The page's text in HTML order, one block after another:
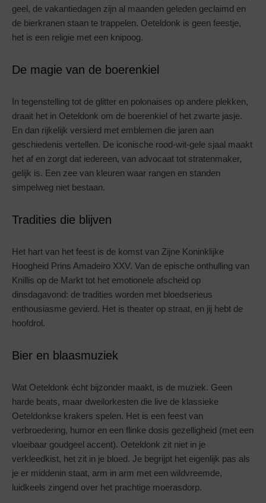
geel, de vakantiedagen zijn al maanden geleden geclaimd en
de bierkranen staan te trappelen. Oeteldonk is geen feestje,
het is een religie met een knipoog.
De magie van de boerenkiel
In tegenstelling tot de glitter en polonaises op andere plekken,
draait het in Oeteldonk om de boerenkiel of het zwarte jasje.
En dan rijkelijk versierd met emblemen die jaren aan
geschiedenis vertellen. De iconische rood-wit-gele sjaal maakt
het af en zorgt dat iedereen, van advocaat tot stratenmaker,
gelijk is. Een zee van kleuren waar rangen en standen
simpelweg niet bestaan.
Tradities die blijven
Het hart van het feest is de komst van Zijne Koninklijke
Hoogheid Prins Amadeiro XXV. Van de epische onthulling van
Knillis op de Markt tot het emotionele afscheid op
dinsdagavond: de tradities worden met bloedserieus
enthousiasme gevierd. Het is theater op straat, en jij hebt de
hoofdrol.
Bier en blaasmuziek
Wat Oeteldonk écht bijzonder maakt, is de muziek. Geen
harde beats, maar dweilorkesten die live de klassieke
Oeteldonkse krakers spelen. Het is een feest van
verbroedering, humor en een flinke dosis gezelligheid (met een
vloeibaar goudgeel accent). Oeteldonk zit niet in je
verkleedkist, het zit in je bloed. Je begrijpt het eigenlijk pas als
je er middenin staat, arm in arm met een wildvreemde,
luidkeels zingend over het prachtige moerasdorp.